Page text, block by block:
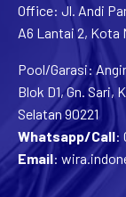
Office: Jl. Andi
A6 Lantai 2, Kota
Pool/Garasi:
Blok D1, Gn. Sari,
Selatan 90221
Whatsapp/Call:
Email: